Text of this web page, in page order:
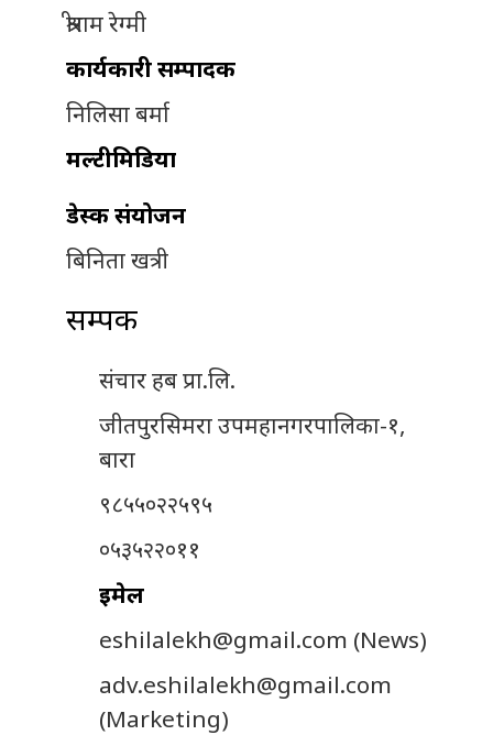
श्रीराम रेग्मी
कार्यकारी सम्पादक
निलिसा बर्मा
मल्टीमिडिया
डेस्क संयोजन
बिनिता खत्री
सम्पर्क
संचार हब प्रा.लि.
जीतपुरसिमरा उपमहानगरपालिका-१,
बारा
९८५५०२२५९५
०५३५२२०११
इमेल
eshilalekh@gmail.com (News)
adv.eshilalekh@gmail.com
(Marketing)